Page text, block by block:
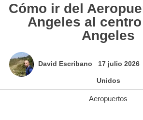
Cómo ir del
Angeles al
Angeles
David Escribano 17 julio 2026
Unidos
Aeropuertos